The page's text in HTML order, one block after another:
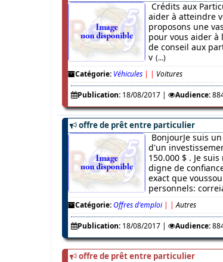
Crédits aux
aider à atteindre
proposons une
pour vous aider à
de conseil aux
v (...)
Catégorie: Véhicules | | Voitures
Publication: 18/08/2017| Audience:
offre de prêt entre particulier
BonjourJe suis
d'un
150.000 $ . Je
digne de
exact que
personnels:
Catégorie: Offres d'emploi | | Autres
Publication: 18/08/2017| Audience:
offre de prêt entre particulier